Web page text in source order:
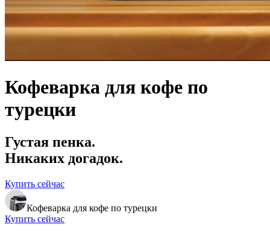
Кофеварка для кофе по
турецки
Густая пенка.
Никаких догадок.
Купить сейчас
Кофеварка для кофе по турецки
Купить сейчас